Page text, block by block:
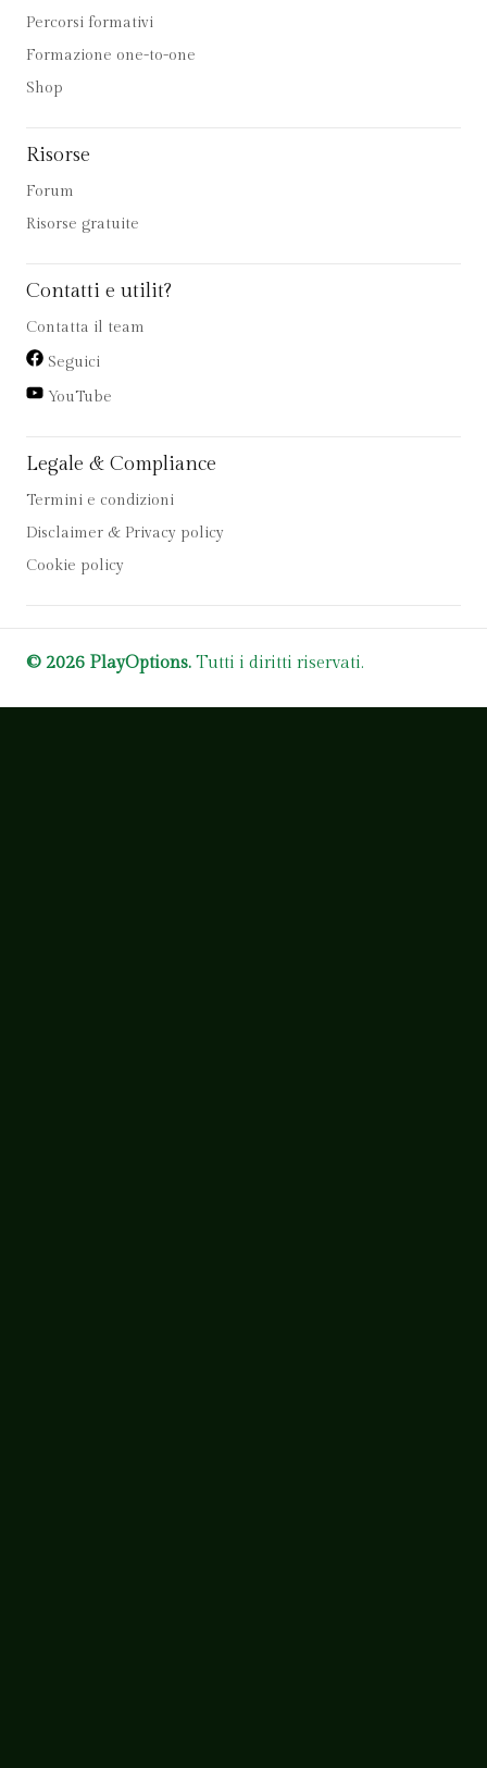
Percorsi formativi
Formazione one-to-one
Shop
Risorse
Forum
Risorse gratuite
Contatti e utilit?
Contatta il team
Seguici
YouTube
Legale & Compliance
Termini e condizioni
Disclaimer & Privacy policy
Cookie policy
© 2026 PlayOptions. Tutti i diritti riservati.